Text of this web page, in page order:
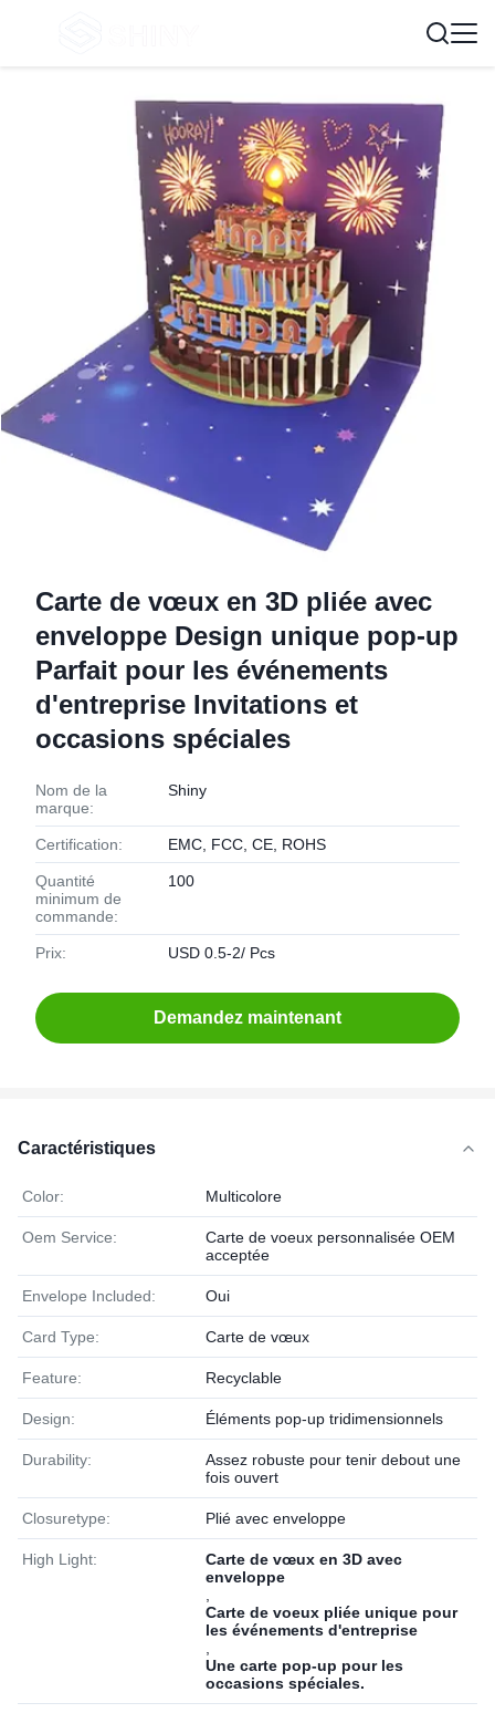
Carte de vœux en 3D pliée avec
enveloppe Design unique pop-up
Parfait pour les événements
d'entreprise Invitations et
occasions spéciales
Nom de la
marque:
Shiny
Certification: EMC, FCC, CE, ROHS
Quantité
minimum de
commande:
100
Prix: USD 0.5-2/ Pcs
Demandez maintenant
Caractéristiques
Color: Multicolore
Oem Service:
Carte de voeux personnalisée OEM
acceptée
Envelope Included: Oui
Card Type: Carte de vœux
Feature: Recyclable
Design: Éléments pop-up tridimensionnels
Durability:
Assez robuste pour tenir debout une
fois ouvert
Closuretype: Plié avec enveloppe
High Light:
Carte de vœux en 3D avec
enveloppe
Carte de voeux pliée unique pour
les événements d'entreprise
Une carte pop-up pour les
occasions spéciales.